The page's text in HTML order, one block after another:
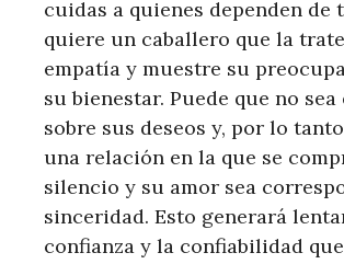
cuidas a quienes dependen de
quiere un caballero que la
empatía y muestre su
su bienestar. Puede que no
sobre sus deseos y, por lo
una relación en la que se
silencio y su amor sea
sinceridad. Esto generará
confianza y la confiabilidad